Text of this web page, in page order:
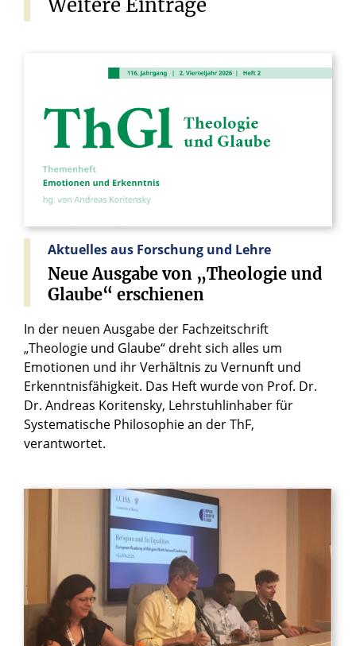
Aktuelles aus Forschung und Lehre
Neue Ausgabe von „Theologie und
Glaube“ erschienen
In der neuen Ausgabe der Fachzeitschrift
„Theologie und Glaube“ dreht sich alles um
Emotionen und ihr Verhältnis zu Vernunft und
Erkenntnisfähigkeit. Das Heft wurde von Prof. Dr.
Dr. Andreas Koritensky, Lehrstuhlinhaber für
Systematische Philosophie an der ThF,
verantwortet.